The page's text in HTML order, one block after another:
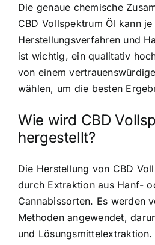
Die genaue chemische
CBD Vollspektrum Öl kann je
Herstellungsverfahren und
ist wichtig, ein qualitativ
von einem
wählen, um die besten
Wie wird CBD
hergestellt?
Die Herstellung von CBD
durch Extraktion aus Hanf-
Cannabissorten. Es werden
Methoden angewendet,
und